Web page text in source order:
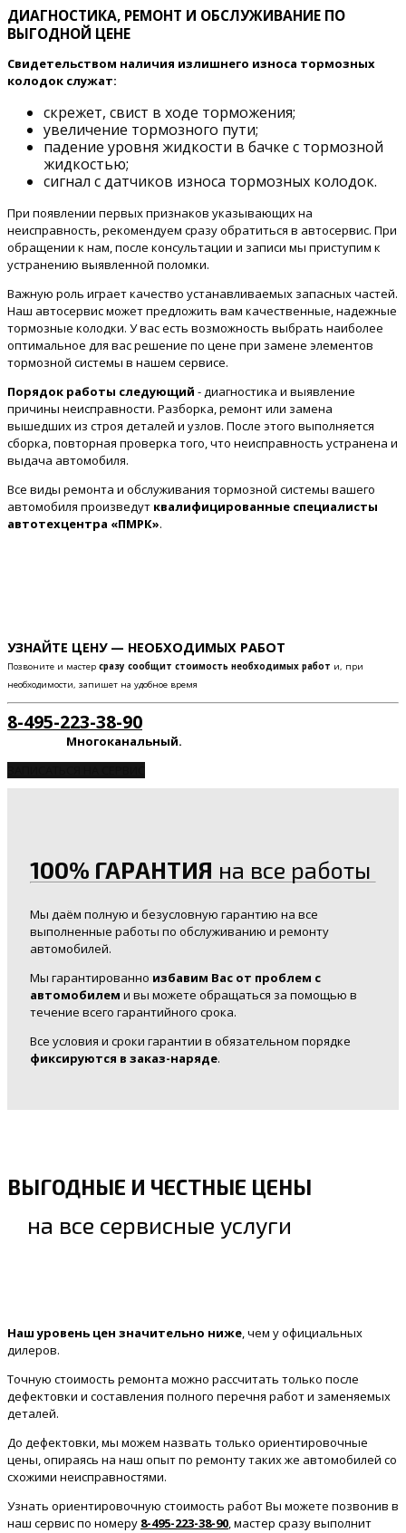
ДИАГНОСТИКА, РЕМОНТ И ОБСЛУЖИВАНИЕ ПО
ВЫГОДНОЙ ЦЕНЕ
Свидетельством наличия излишнего износа тормозных
колодок служат:
скрежет, свист в ходе торможения;
увеличение тормозного пути;
падение уровня жидкости в бачке с тормозной
жидкостью;
сигнал с датчиков износа тормозных колодок.
При появлении первых признаков указывающих на
неисправность, рекомендуем сразу обратиться в автосервис. При
обращении к нам, после консультации и записи мы приступим к
устранению выявленной поломки.
Важную роль играет качество устанавливаемых запасных частей.
Наш автосервис может предложить вам качественные, надежные
тормозные колодки. У вас есть возможность выбрать наиболее
оптимальное для вас решение по цене при замене элементов
тормозной системы в нашем сервисе.
Порядок работы следующий - диагностика и выявление
причины неисправности. Разборка, ремонт или замена
вышедших из строя деталей и узлов. После этого выполняется
сборка, повторная проверка того, что неисправность устранена и
выдача автомобиля.
Все виды ремонта и обслуживания тормозной системы вашего
автомобиля произведут квалифицированные специалисты
автотехцентра «ПМРК».
УЗНАЙТЕ ЦЕНУ — НЕОБХОДИМЫХ РАБОТ
Позвоните и мастер сразу сообщит стоимость необходимых работ и, при
необходимости, запишет на удобное время
8-495-223-38-90
Многоканальный.
100% ГАРАНТИЯ на все работы
Мы даём полную и безусловную гарантию на все
выполненные работы по обслуживанию и ремонту
автомобилей.
Мы гарантированно избавим Вас от проблем с
автомобилем и вы можете обращаться за помощью в
течение всего гарантийного срока.
Все условия и сроки гарантии в обязательном порядке
фиксируются в заказ-наряде.
ВЫГОДНЫЕ И ЧЕСТНЫЕ ЦЕНЫ
на все сервисные услуги
Наш уровень цен значительно ниже , чем у официальных
дилеров.
Точную стоимость ремонта можно рассчитать только после
дефектовки и составления полного перечня работ и заменяемых
деталей.
До дефектовки, мы можем назвать только ориентировочные
цены, опираясь на наш опыт по ремонту таких же автомобилей со
схожими неисправностями.
Узнать ориентировочную стоимость работ Вы можете позвонив в
наш сервис по номеру 8-495-223-38-90 , мастер сразу выполнит